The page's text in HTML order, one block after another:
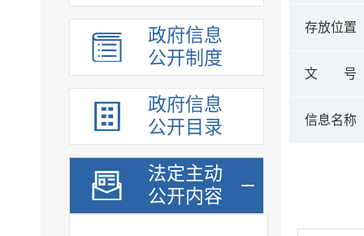
政府信息
公开制度
政府信息
公开目录
法定主动
公开内容
存放位置
文 号
信息名称